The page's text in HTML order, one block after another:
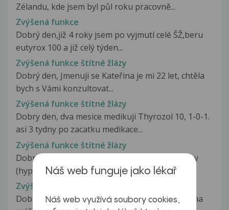
Zélandu, kde jsem byl půl roku pracovně...
Zvýšená funkce
Dobrý den,již 4 roky jsem po vyjmutí celé ŠŽ,beru
eutyrox 100 a již celý týden...
Zvýšená funkce štítné žlázy
Dobrý den, Jmenuji se Kateřina je mi 22 let, chtěla
bych s Vámi konzultovat...
Zvýšená funkce štítné žlázy
Dobry den, dva mesice medikuji Thyrozol 10, 1-0-1.
asi 3 tydny po zacatku medikace...
Zvýšená funkce štítné žlázy
Dobrý den, přítel trpí onemocněním štítné žlázy
(hypertyreózou). S touto nemocí...
Zvýšená funkce štítné žlázy
Dobrý den, před 2 týdny mi byla diagnostikována
Náš web funguje jako lékař
Náš web využívá soubory cookies,